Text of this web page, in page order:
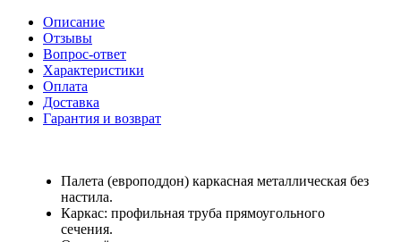
Описание
Отзывы
Вопрос-ответ
Характеристики
Оплата
Доставка
Гарантия и возврат
Палета (европоддон) каркасная металлическая без
настила.
Каркас: профильная труба прямоугольного
сечения.